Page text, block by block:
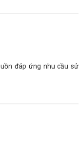
đáp ứng nhu cầu sử